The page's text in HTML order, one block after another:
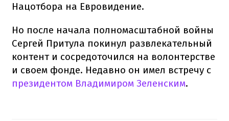
Нацотбора на Евровидение.
Но после начала полномасштабной войны
Сергей Притула покинул развлекательный
контент и сосредоточился на волонтерстве
и своем фонде. Недавно он имел встречу с
президентом Владимиром Зеленским.